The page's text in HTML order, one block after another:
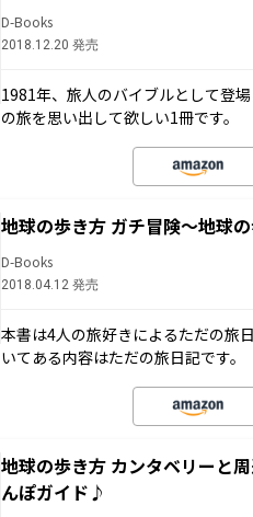
D-Books
2018.12.20 発売
1981年、旅人のバイブルとして登
の旅を思い出して欲しい1冊です。
地球の歩き方 ガチ冒険～地球
D-Books
2018.04.12 発売
本書は4人の旅好きによるただの旅
いてある内容はただの旅日記です。
地球の歩き方 カンタベリーと
んぽガイド♪